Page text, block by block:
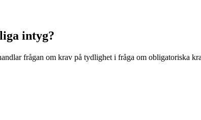
intyg?
frågan om krav på tydlighet i fråga om obligatoriska